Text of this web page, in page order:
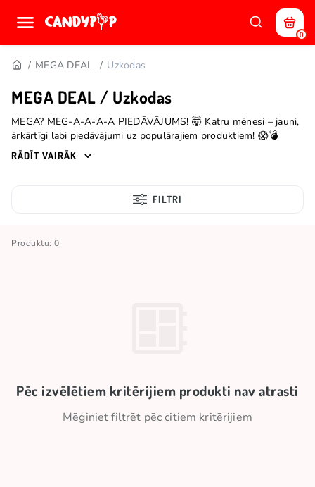
0
MEGA DEAL Uzkodas
MEGA DEAL / Uzkodas
MEGA? MEG-A-A-A-A PIEDĀVĀJUMS! 🤯 Katru mēnesi – jauni,
ārkārtīgi labi piedāvājumi uz populārajiem produktiem! 😱💣
*Ierobežoti krājumi.
RĀDĪT VAIRĀK
FILTRI
Produktu: 0
Pēc izvēlētiem kritērijiem produkti nav atrasti
Mēģiniet filtrēt pēc citiem kritērijiem